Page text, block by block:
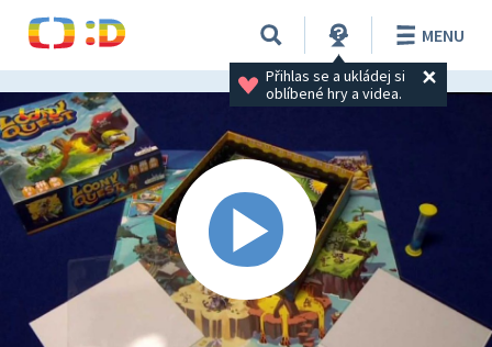
Přihlas se a ukládej si
oblíbené hry a videa.
MENU